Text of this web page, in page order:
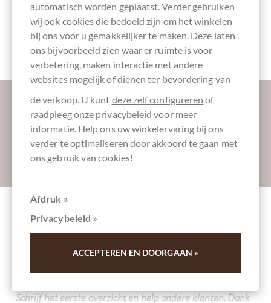
Directe
handel,
Chocolade
Eerlijk
verhandeld
Verpakking
kleurrijke
Adventskalender
Laat ons uw inbox verzoeten:
Absenden
Andere klanten beoordeelden
Minitäfelchen
Schrijf het eerste overzicht en help andere klanten. Dank
automatisch worden geplaatst. Verder gebruiken
wij ook cookies die bedoeld zijn om het winkelen
bij ons voor u gemakkelijker te maken. Deze laten
ons bijvoorbeeld zien waar er ruimte is voor
verbetering, maken interactie met andere
websites mogelijk of dienen ter bevordering van
de verkoop. U kunt deze zelf configureren of
raadpleeg onze privacybeleid voor meer
informatie. Help ons uw winkelervaring bij ons
verder te optimaliseren door akkoord te gaan met
ons gebruik van cookies!
Afdruk »
Privacybeleid »
ACCEPTEREN EN DOORGAAN »